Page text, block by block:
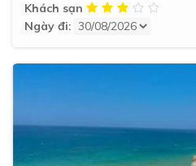
Khách sạn
Ngày đi: